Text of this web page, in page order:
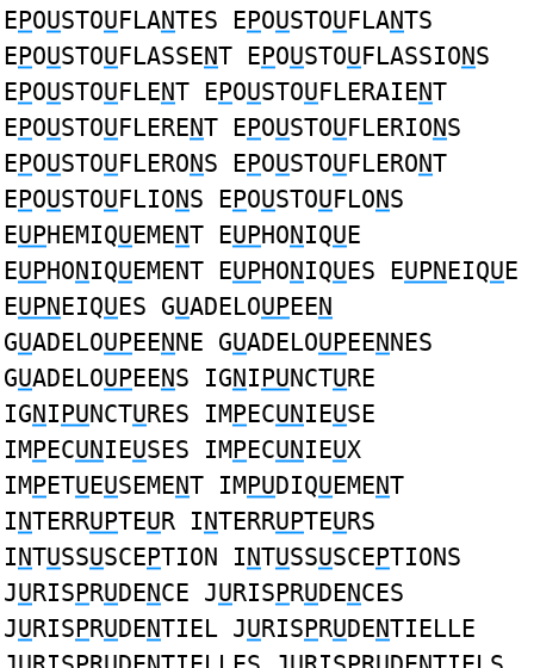
EPOUSTOUFLANTES EPOUSTOUFLANTS
EPOUSTOUFLASSENT EPOUSTOUFLASSIONS
EPOUSTOUFLENT EPOUSTOUFLERAIENT
EPOUSTOUFLERENT EPOUSTOUFLERIONS
EPOUSTOUFLERONS EPOUSTOUFLERONT
EPOUSTOUFLIONS EPOUSTOUFLONS
EUPHEMIQUEMENT EUPHONIQUE
EUPHONIQUEMENT EUPHONIQUES EUPNEIQUE
EUPNEIQUES GUADELOUPEEN
GUADELOUPEENNE GUADELOUPEENNES
GUADELOUPEENS IGNIPUNCTURE
IGNIPUNCTURES IMPECUNIEUSE
IMPECUNIEUSES IMPECUNIEUX
IMPETUEUSEMENT IMPUDIQUEMENT
INTERRUPTEUR INTERRUPTEURS
INTUSSUSCEPTION INTUSSUSCEPTIONS
JURISPRUDENCE JURISPRUDENCES
JURISPRUDENTIEL JURISPRUDENTIELLE